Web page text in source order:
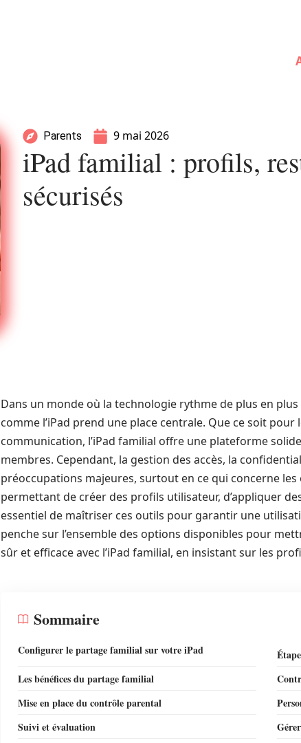
Parents 9 mai 2026
iPad familial : profils,
sécurisés
Dans un monde où la technologie rythme de plus en
comme l’iPad prend une place centrale. Que ce soit pour
communication, l’iPad familial offre une plateforme
membres. Cependant, la gestion des accès, la
préoccupations majeures, surtout en ce qui concerne
permettant de créer des profils utilisateur, d’appliquer
essentiel de maîtriser ces outils pour garantir une
penche sur l’ensemble des options disponibles pour
sûr et efficace avec l’iPad familial, en insistant sur les
Sommaire
Configurer le partage familial sur votre iPad
Les bénéfices du partage familial
Mise en place du contrôle parental
Suivi et évaluation